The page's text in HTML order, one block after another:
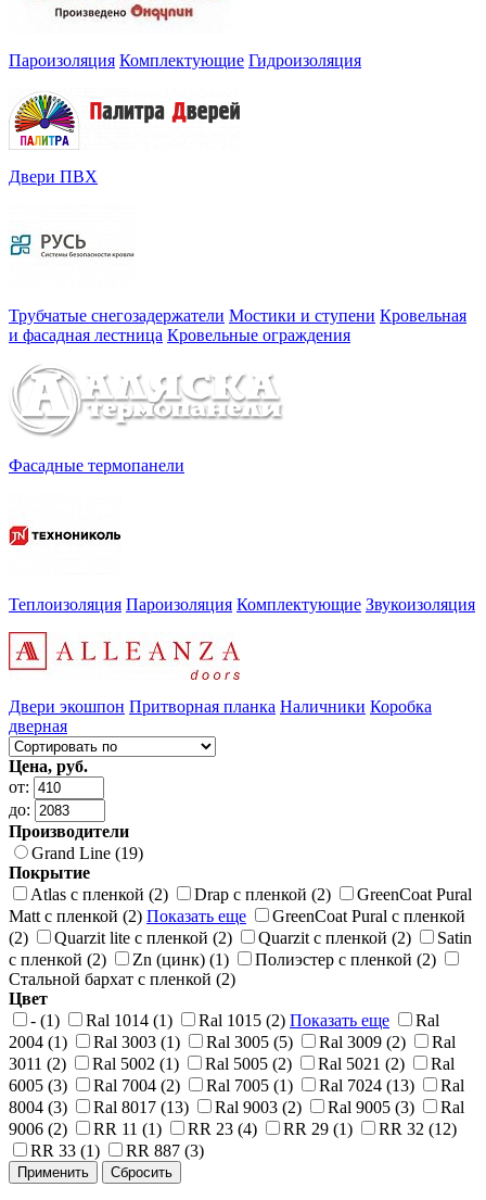
Пароизоляция Комплектующие Гидроизоляция
Двери ПВХ
Трубчатые снегозадержатели Мостики и ступени Кровельная
и фасадная лестница Кровельные ограждения
Фасадные термопанели
Теплоизоляция Пароизоляция Комплектующие Звукоизоляция
Двери экошпон Притворная планка Наличники Коробка
дверная
Цена, руб.
от:
до:
Производители
Grand Line (19)
Покрытие
Atlas с пленкой (2)
Drap с пленкой (2)
GreenCoat Pural
Matt с пленкой (2) Показать еще
GreenCoat Pural с пленкой
(2)
Quarzit lite с пленкой (2) Quarzit с пленкой (2)
Satin
с пленкой (2)
Zn (цинк) (1)
Полиэстер с пленкой (2)
Стальной бархат с пленкой (2)
Цвет
- (1)
Ral 1014 (1) Ral 1015 (2) Показать еще
Ral
2004 (1)
Ral 3003 (1) Ral 3005 (5) Ral 3009 (2)
Ral
3011 (2)
Ral 5002 (1) Ral 5005 (2) Ral 5021 (2)
Ral
6005 (3)
Ral 7004 (2) Ral 7005 (1) Ral 7024 (13)
Ral
8004 (3)
Ral 8017 (13) Ral 9003 (2) Ral 9005 (3)
Ral
9006 (2)
RR 11 (1) RR 23 (4) RR 29 (1)
RR 32 (12)
RR 33 (1)
RR 887 (3)
Применить Сбросить